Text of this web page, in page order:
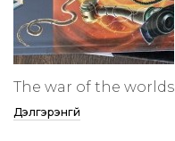
The war of the worlds
Дэлгэрэнгүй